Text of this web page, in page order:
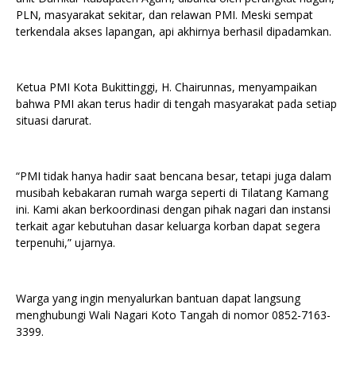
PLN, masyarakat sekitar, dan relawan PMI. Meski sempat
terkendala akses lapangan, api akhirnya berhasil dipadamkan.
Ketua PMI Kota Bukittinggi, H. Chairunnas, menyampaikan
bahwa PMI akan terus hadir di tengah masyarakat pada setiap
situasi darurat.
“PMI tidak hanya hadir saat bencana besar, tetapi juga dalam
musibah kebakaran rumah warga seperti di Tilatang Kamang
ini. Kami akan berkoordinasi dengan pihak nagari dan instansi
terkait agar kebutuhan dasar keluarga korban dapat segera
terpenuhi,” ujarnya.
Warga yang ingin menyalurkan bantuan dapat langsung
menghubungi Wali Nagari Koto Tangah di nomor 0852-7163-
3399.